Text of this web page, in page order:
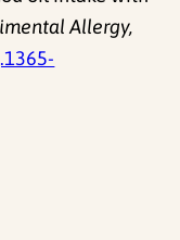
Allergy,